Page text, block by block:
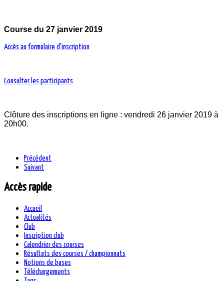
Course du 27 janvier 2019
Accès au formulaire d'inscription
Consulter les participants
Clôture des inscriptions en ligne : vendredi 26 janvier 2019 à
20h00.
Précédent
Suivant
Accès rapide
Accueil
Actualités
Club
Inscription club
Calendrier des courses
Résultats des courses / championnats
Notions de bases
Téléchargements